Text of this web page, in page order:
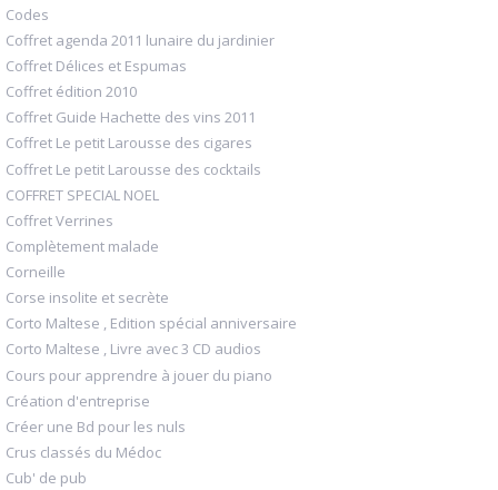
Codes
Coffret agenda 2011 lunaire du jardinier
Coffret Délices et Espumas
Coffret édition 2010
Coffret Guide Hachette des vins 2011
Coffret Le petit Larousse des cigares
Coffret Le petit Larousse des cocktails
COFFRET SPECIAL NOEL
Coffret Verrines
Complètement malade
Corneille
Corse insolite et secrète
Corto Maltese , Edition spécial anniversaire
Corto Maltese , Livre avec 3 CD audios
Cours pour apprendre à jouer du piano
Création d'entreprise
Créer une Bd pour les nuls
Crus classés du Médoc
Cub' de pub